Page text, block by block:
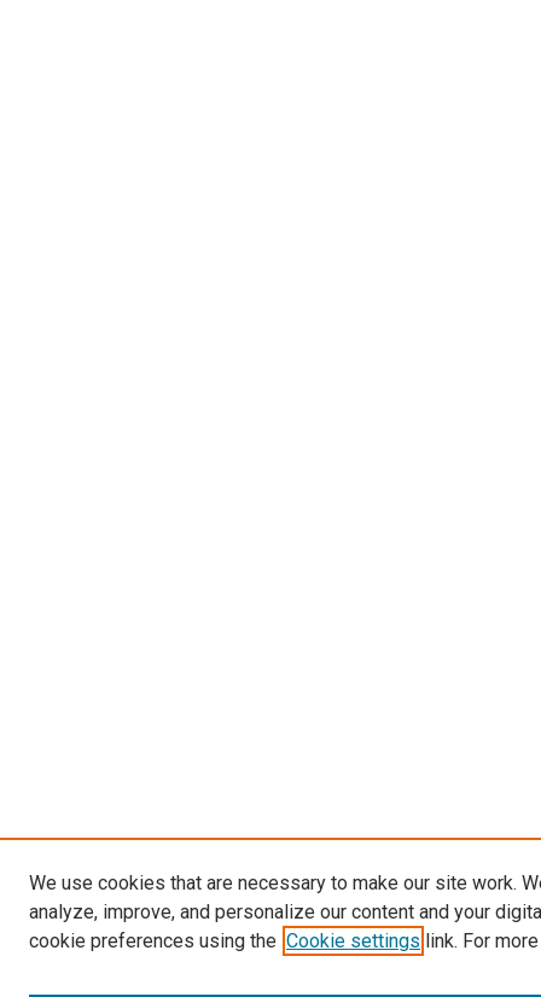
We use cookies that are necessary to make our site work.
analyze, improve, and personalize our content and your
cookie preferences using the Cookie settings link. For